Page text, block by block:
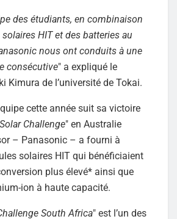
des étudiants, en combinaison
HIT et des batteries au
nous ont conduits à une
consécutive" a expliqué le
Kimura de l’université de Tokai.
cette année suit sa victoire
Challenge" en Australie
– Panasonic – a fourni à
solaires HIT qui bénéficiaient
plus élevé* ainsi que
ion à haute capacité.
South Africa" est l’un des